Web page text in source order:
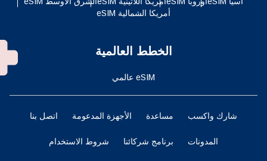
أمريكا الشمالية eSIM
الخطط العالمية
eSIM عالمي
شارك واكسب مساعدة الأجهزة المدعومة اتصل بنا
المدونات برنامج شركائنا شروط الاستخدام